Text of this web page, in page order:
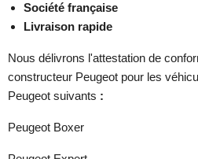
Société française
Livraison rapide
Nous délivrons l'attestation de
constructeur Peugeot pour les
Peugeot suivants :
Peugeot Boxer